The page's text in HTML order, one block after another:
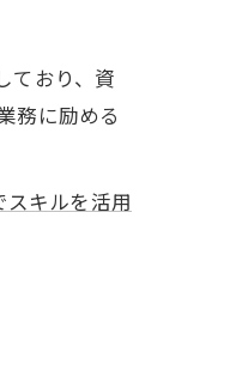
ており、資
務に励める
キルを活用